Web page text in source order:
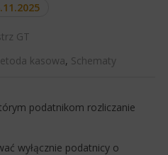
GT
kasowa, Schematy
podatnikom rozliczanie
wyłącznie podatnicy o